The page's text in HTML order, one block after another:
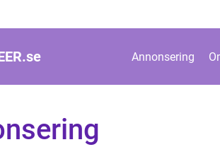
se Annonsering